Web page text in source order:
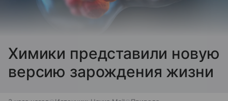
Химики представили новую
версию зарождения жизни